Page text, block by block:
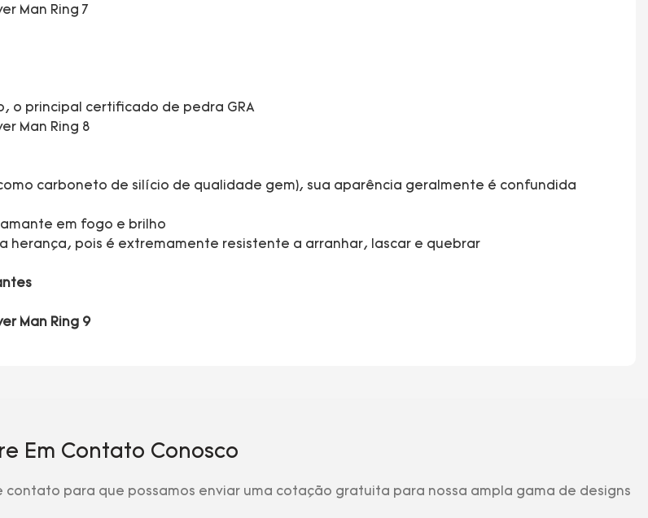
o principal certificado de pedra GRA
carboneto de silício de qualidade gem), sua aparência geralmente é confundida
em fogo e brilho
herança, pois é extremamente resistente a arranhar, lascar e quebrar
Em Contato Conosco
para que possamos enviar uma cotação gratuita para nossa ampla gama de designs